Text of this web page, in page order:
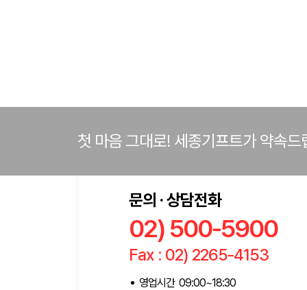
첫 마음 그대로! 세종기프트가 약속드
문의 · 상담전화
02) 500-5900
Fax : 02) 2265-4153
영업시간 09:00~18:30